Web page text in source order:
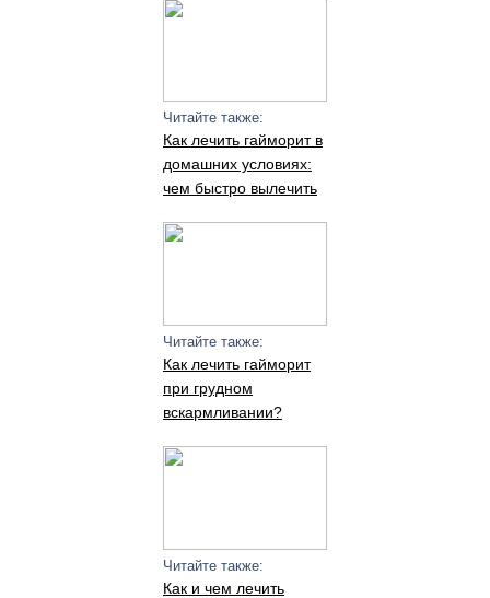
Читайте также:
Как лечить гайморит в
домашних условиях:
чем быстро вылечить
Читайте также:
Как лечить гайморит
при грудном
вскармливании?
Читайте также:
Как и чем лечить